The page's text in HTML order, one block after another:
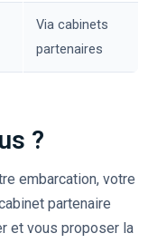
Via cabinets
partenaires
?
embarcation, votre
partenaire
et vous proposer la